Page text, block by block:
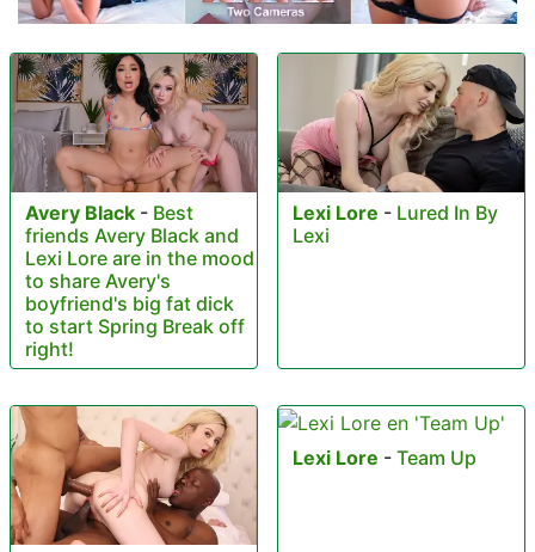
Avery Black - Best
friends Avery Black and
Lexi Lore are in the mood
to share Avery's
boyfriend's big fat dick
to start Spring Break off
right!
Lexi Lore - Lured In By
Lexi
Lexi Lore - Team Up